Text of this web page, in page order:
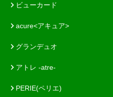
ビューカード
acure<アキュア>
グランデュオ
アトレ -atre-
PERIE(ペリエ)